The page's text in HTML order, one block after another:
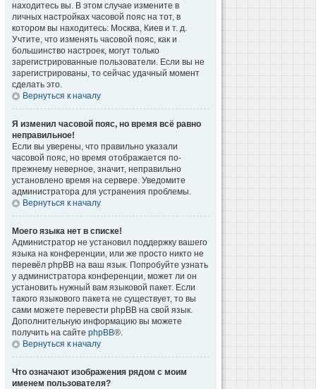
находитесь вы. В этом случае измените в
личных настройках часовой пояс на тот, в
котором вы находитесь: Москва, Киев и т. д.
Учтите, что изменять часовой пояс, как и
большинство настроек, могут только
зарегистрированные пользователи. Если вы не
зарегистрированы, то сейчас удачный момент
сделать это.
Вернуться к началу
Я изменил часовой пояс, но время всё равно
неправильное!
Если вы уверены, что правильно указали
часовой пояс, но время отображается по-
прежнему неверное, значит, неправильно
установлено время на сервере. Уведомите
администратора для устранения проблемы.
Вернуться к началу
Моего языка нет в списке!
Администратор не установил поддержку вашего
языка на конференции, или же просто никто не
перевёл phpBB на ваш язык. Попробуйте узнать
у администратора конференции, может ли он
установить нужный вам языковой пакет. Если
такого языкового пакета не существует, то вы
сами можете перевести phpBB на свой язык.
Дополнительную информацию вы можете
получить на сайте phpBB®.
Вернуться к началу
Что означают изображения рядом с моим
именем пользователя?